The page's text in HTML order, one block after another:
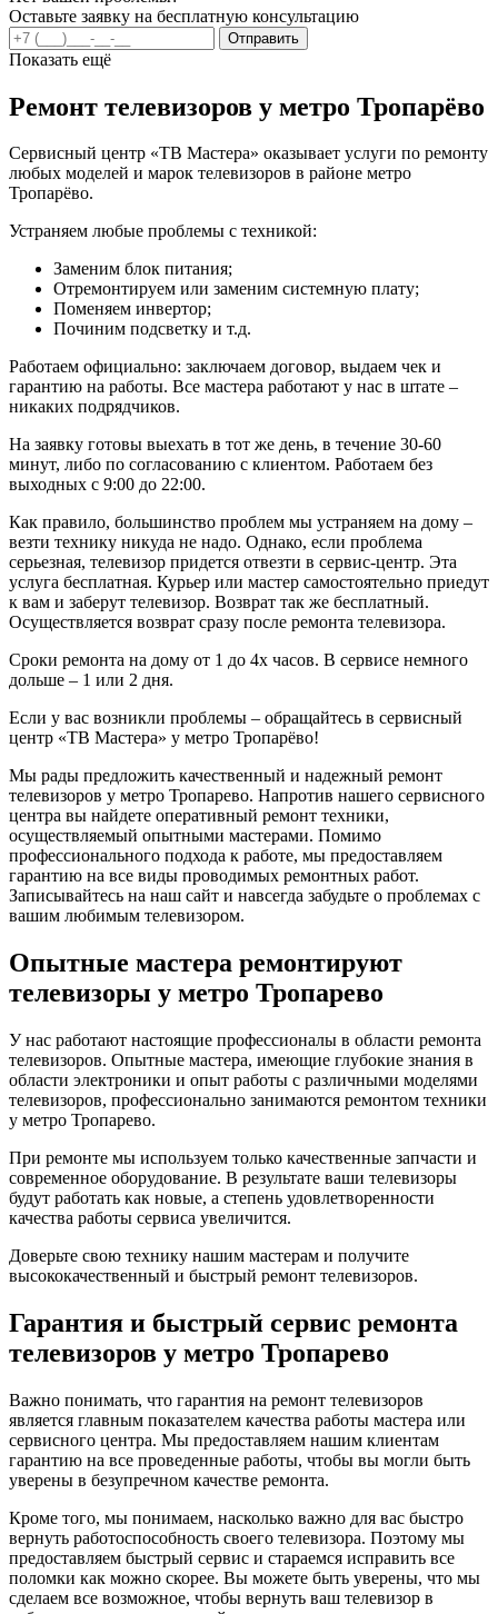
Оставьте заявку на бесплатную консультацию
Отправить
Показать ещё
Ремонт телевизоров у метро Тропарёво
Сервисный центр «ТВ Мастера» оказывает услуги по ремонту
любых моделей и марок телевизоров в районе метро
Тропарёво.
Устраняем любые проблемы с техникой:
Заменим блок питания;
Отремонтируем или заменим системную плату;
Поменяем инвертор;
Починим подсветку и т.д.
Работаем официально: заключаем договор, выдаем чек и
гарантию на работы. Все мастера работают у нас в штате –
никаких подрядчиков.
На заявку готовы выехать в тот же день, в течение 30-60
минут, либо по согласованию с клиентом. Работаем без
выходных с 9:00 до 22:00.
Как правило, большинство проблем мы устраняем на дому –
везти технику никуда не надо. Однако, если проблема
серьезная, телевизор придется отвезти в сервис-центр. Эта
услуга бесплатная. Курьер или мастер самостоятельно приедут
к вам и заберут телевизор. Возврат так же бесплатный.
Осуществляется возврат сразу после ремонта телевизора.
Сроки ремонта на дому от 1 до 4х часов. В сервисе немного
дольше – 1 или 2 дня.
Если у вас возникли проблемы – обращайтесь в сервисный
центр «ТВ Мастера» у метро Тропарёво!
Мы рады предложить качественный и надежный ремонт
телевизоров у метро Тропарево. Напротив нашего сервисного
центра вы найдете оперативный ремонт техники,
осуществляемый опытными мастерами. Помимо
профессионального подхода к работе, мы предоставляем
гарантию на все виды проводимых ремонтных работ.
Записывайтесь на наш сайт и навсегда забудьте о проблемах с
вашим любимым телевизором.
Опытные мастера ремонтируют
телевизоры у метро Тропарево
У нас работают настоящие профессионалы в области ремонта
телевизоров. Опытные мастера, имеющие глубокие знания в
области электроники и опыт работы с различными моделями
телевизоров, профессионально занимаются ремонтом техники
у метро Тропарево.
При ремонте мы используем только качественные запчасти и
современное оборудование. В результате ваши телевизоры
будут работать как новые, а степень удовлетворенности
качества работы сервиса увеличится.
Доверьте свою технику нашим мастерам и получите
высококачественный и быстрый ремонт телевизоров.
Гарантия и быстрый сервис ремонта
телевизоров у метро Тропарево
Важно понимать, что гарантия на ремонт телевизоров
является главным показателем качества работы мастера или
сервисного центра. Мы предоставляем нашим клиентам
гарантию на все проведенные работы, чтобы вы могли быть
уверены в безупречном качестве ремонта.
Кроме того, мы понимаем, насколько важно для вас быстро
вернуть работоспособность своего телевизора. Поэтому мы
предоставляем быстрый сервис и стараемся исправить все
поломки как можно скорее. Вы можете быть уверены, что мы
сделаем все возможное, чтобы вернуть ваш телевизор в